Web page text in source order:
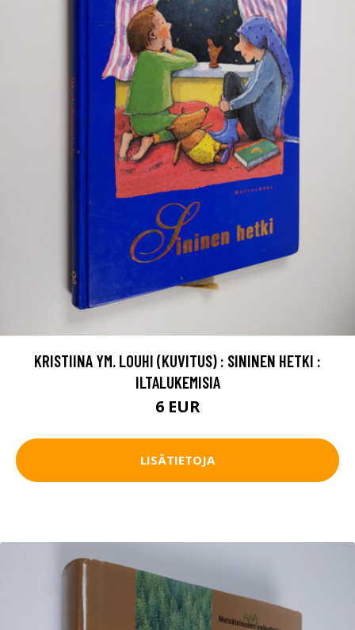
KRISTIINA YM. LOUHI (KUVITUS) : SININEN HETKI :
ILTALUKEMISIA
6 EUR
LISÄTIETOJA